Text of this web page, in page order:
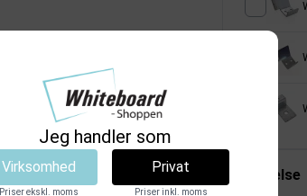
Beskrivelse
Jeg handler som
Virksomhed
Priser ekskl. moms
Privat
Priser inkl. moms